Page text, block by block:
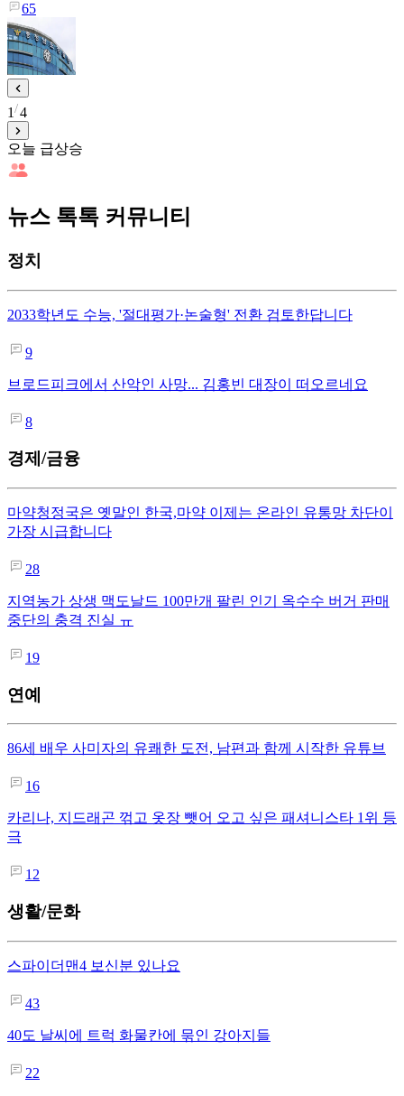
65
1 4
오늘 급상승
뉴스 톡톡 커뮤니티
정치
2033학년도 수능, '절대평가·논술형' 전환 검토한답니다
9
브로드피크에서 산악인 사망... 김홍빈 대장이 떠오르네요
8
경제/금융
마약청정국은 옛말인 한국,마약 이제는 온라인 유통망 차단이
가장 시급합니다
28
지역농가 상생 맥도날드 100만개 팔린 인기 옥수수 버거 판매
중단의 충격 진실 ㅠ
19
연예
86세 배우 사미자의 유쾌한 도전, 남편과 함께 시작한 유튜브
16
카리나, 지드래곤 꺾고 옷장 뺏어 오고 싶은 패셔니스타 1위 등
극
12
생활/문화
스파이더맨4 보신분 있나요
43
40도 날씨에 트럭 화물칸에 묶인 강아지들
22